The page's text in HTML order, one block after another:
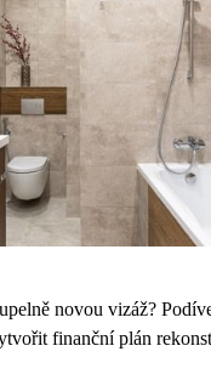
novou vizáž?
finanční plán